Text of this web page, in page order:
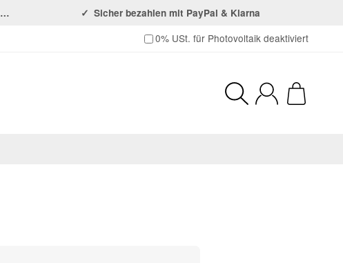
Sicher bezahlen mit PayPal & Klarna
0% USt. für Photovoltaik (§ 12 Abs. 3
0% USt. für Photovoltaik deaktiviert